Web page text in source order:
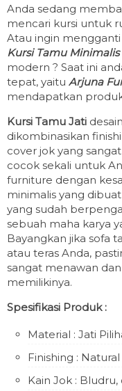
Anda sedang
mencari kursi untuk
Atau ingin
Kursi Tamu
modern ? Saat ini
tepat, yaitu Arjuna
mendapatkan
Kursi Tamu Jati
dikombinasikan
cover jok yang
cocok sekali untuk
furniture dengan
minimalis yang
yang sudah
sebuah maha karya
Bayangkan jika sofa
atau teras Anda,
sangat menawan
memilikinya.
Spesifikasi Produk :
Material : Jati
Finishing :
Kain Jok : Bludru,